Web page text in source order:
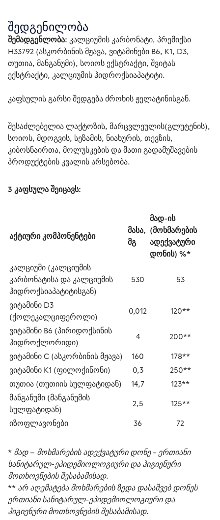
შედგენილობა
შემადგენლობა: კალციუმის კარბონატი, პრემიქსი
Н33792 (ასკორბინის მჟავა, ვიტამინები В6, К1, D3,
თუთია, მანგანუმი), სოიოს ექსტრაქტი, შვიტას
ექსტრაქტი, კალციუმის ჰიდროქსიაპატიტი.
კაფსულის გარსი შედგება ძროხის ჟელატინისგან.
შესაძლებელია ლაქტოზის, მარცვლეულის(გლუტენის),
სოიოს, მდოგვის, სეზამის, ნიახურის, თევზის,
კიბოსნაირთა, მოლუსკების და მათი გადამუშავების
პროდუქტების კვალის არსებობა.
3 კაფსულა შეიცავს:
აქტიური კომპონენტები
მასა,
მგ
მად-ის
(მოხმარების
ადექვატური
დონის) %*
კალციუმი (კალციუმის
კარბონატისა და კალციუმის
ჰიდროქსიაპატიტისგან)
530 53
ვიტამინი D3
(ქოლეკალციფეროლი)
0,012
120**
ვიტამინი B6 (პირიდოქსინის
ჰიდროქლორიდი)
4
200**
ვიტამინი С (ასკორბინის მჟავა)
160
178**
ვიტამინი K1 (ფილოქინონი)
0,3
250**
თუთია (თუთიის სულფატიდან)
14,7
123**
მანგანუმი (მანგანუმის
სულფატიდან)
2,5
125**
იზოფლავონები
36 72
* მად – მოხმარების ადექვატური დონე - ერთიანი
სანიტარულ-ეპიდემიოლოგიური და ჰიგიენური
მოთხოვნების შესაბამისად.
** არ აღემატება მოხმარების ზედა დასაშვებ დონეს
ერთიანი სანიტარულ-ეპიდემიოლოგიური და
ჰიგიენური მოთხოვნების შესაბამისად.